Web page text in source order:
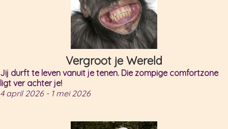
Vergroot je Wereld
Jij durft te leven vanuit je tenen. Die zompige comfortzone
ligt ver achter je!
4 april 2026 - 1 mei 2026